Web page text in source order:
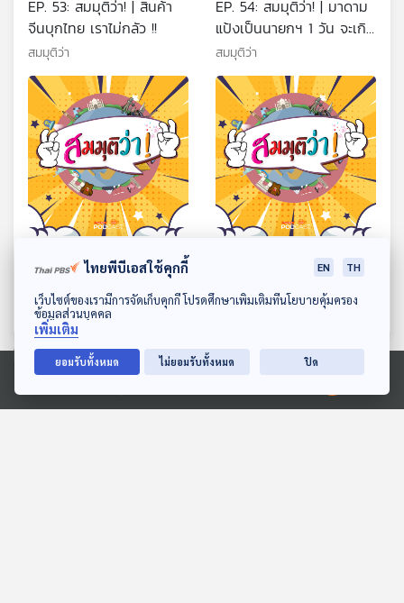
ดาวน์โหลด Thai PBS Podcast Application
Ⓒ 2020 องค์การกระจายเสียงและแพร่ภาพสาธารณะแห่งประเทศไทย
EP. 53: สมมุติว่า! | สินค้า
จีนบุกไทย เราไม่กลัว !!
สมมุติว่า
EP. 54: สมมุติว่า! | มาดาม
แป้งเป็นนายกฯ 1 วัน จะเกิด
อะไรขึ้น ?
สมมุติว่า
EP. 55: สมมุติว่า! |
ประเทศไทยไม่มีคน
"เฮงซวย" !!
สมมุติว่า
EP. 56: สมมุติว่า! | คนไทย
สมมุติว่า
ตอนที่เกี่ยวข้อง
ไทยพีบีเอสใช้คุกกี้ EN TH
เว็บไซต์ของเรามีการจัดเก็บคุกกี้ โปรดศึกษาเพิ่มเติมที่นโยบายคุ้มครอง
ข้อมูลส่วนบุคคล
เพิ่มเติม
ยอมรับทั้งหมด ไม่ยอมรับทั้งหมด ปิด